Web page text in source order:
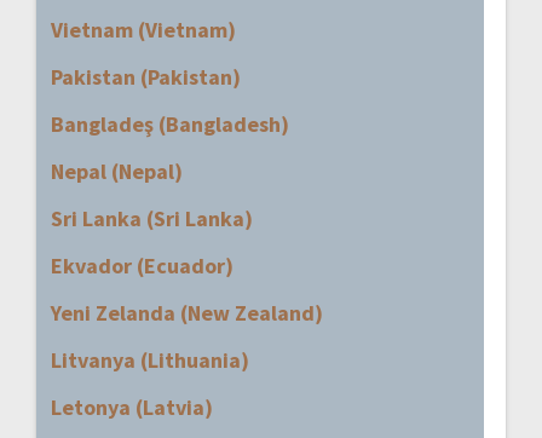
Vietnam (Vietnam)
Pakistan (Pakistan)
Bangladeş (Bangladesh)
Nepal (Nepal)
Sri Lanka (Sri Lanka)
Ekvador (Ecuador)
Yeni Zelanda (New Zealand)
Litvanya (Lithuania)
Letonya (Latvia)